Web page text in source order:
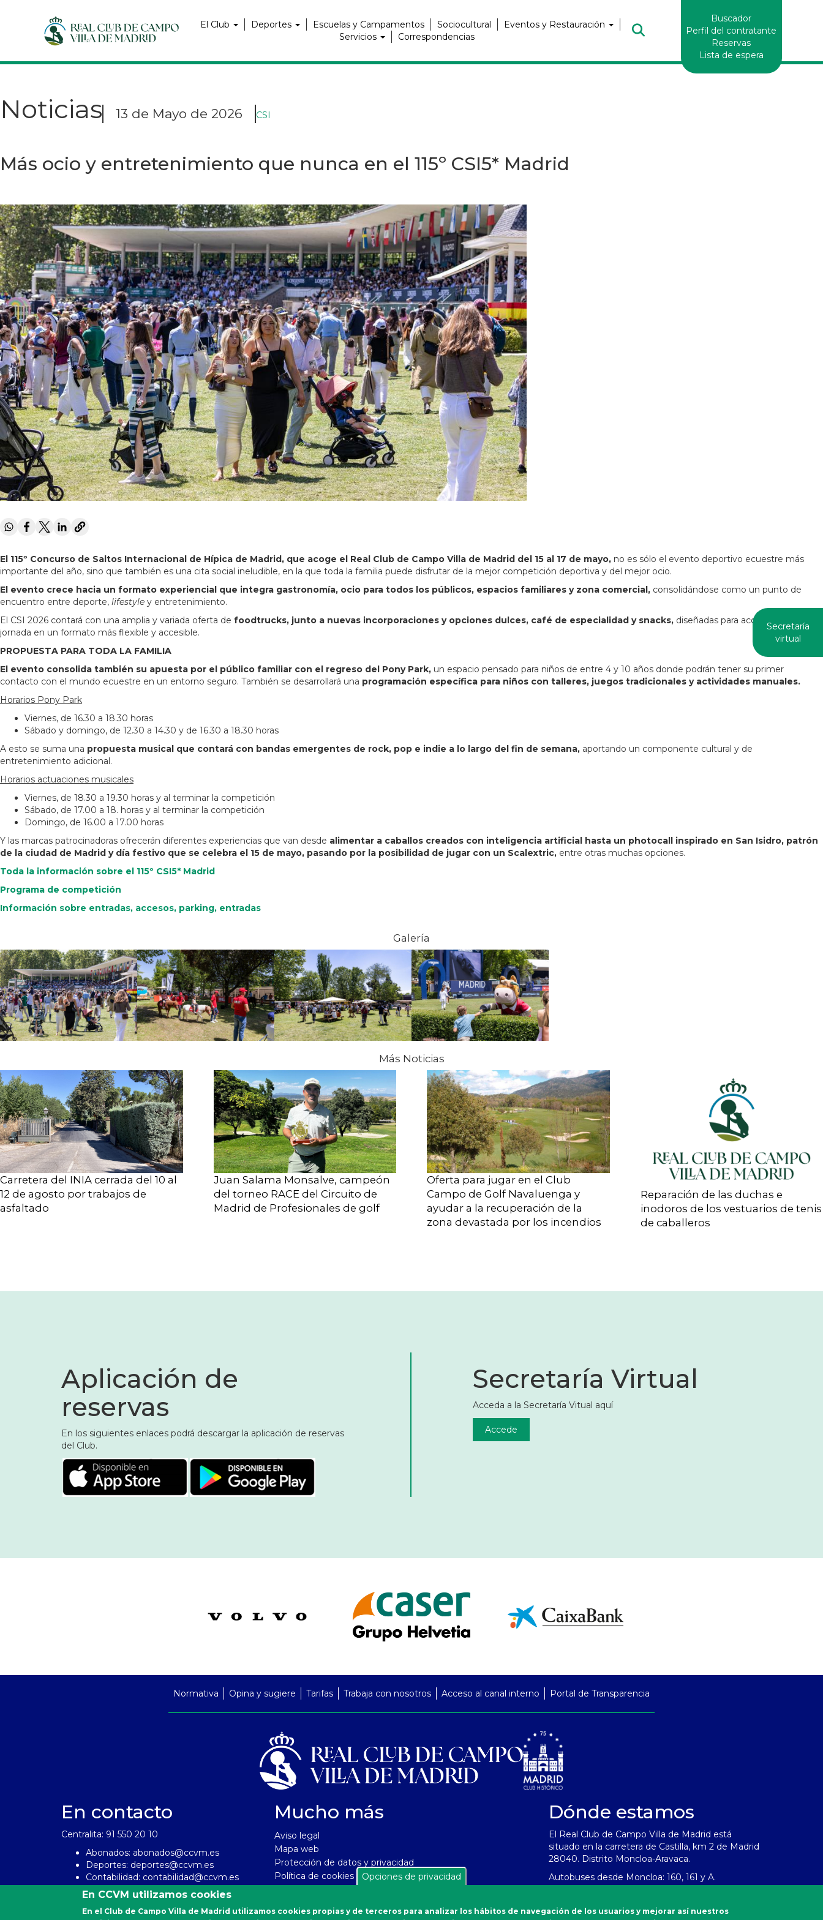
Header
Buscador
Perfil del contratante
Reservas
Lista de espera
Secretaría
virtual
principal
El Club Deportes Escuelas y Campamentos Sociocultural
Eventos y Restauración
Servicios
Correspondencias
Noticias 13 de Mayo de 2026 CSI
Más ocio y entretenimiento que nunca en el 115º CSI5* Madrid
El 115º Concurso de Saltos Internacional de Hípica de Madrid, que acoge el Real Club de Campo Villa de Madrid del 15 al 17 de mayo, no es sólo el evento deportivo ecuestre más
importante del año, sino que también es una cita social ineludible, en la que toda la familia puede disfrutar de la mejor competición deportiva y del mejor ocio.
El evento crece hacia un formato experiencial que integra gastronomía, ocio para todos los públicos, espacios familiares y zona comercial, consolidándose como un punto de
encuentro entre deporte, lifestyle y entretenimiento.
El CSI 2026 contará con una amplia y variada oferta de foodtrucks, junto a nuevas incorporaciones y opciones dulces, café de especialidad y snacks, diseñadas para acompañar la
jornada en un formato más flexible y accesible.
PROPUESTA PARA TODA LA FAMILIA
El evento consolida también su apuesta por el público familiar con el regreso del Pony Park, un espacio pensado para niños de entre 4 y 10 años donde podrán tener su primer
contacto con el mundo ecuestre en un entorno seguro. También se desarrollará una programación específica para niños con talleres, juegos tradicionales y actividades manuales.
Horarios Pony Park
Viernes, de 16.30 a 18.30 horas
Sábado y domingo, de 12.30 a 14.30 y de 16.30 a 18.30 horas
A esto se suma una propuesta musical que contará con bandas emergentes de rock, pop e indie a lo largo del fin de semana, aportando un componente cultural y de
entretenimiento adicional.
Horarios actuaciones musicales
Viernes, de 18.30 a 19.30 horas y al terminar la competición
Sábado, de 17.00 a 18. horas y al terminar la competición
Domingo, de 16.00 a 17.00 horas
Y las marcas patrocinadoras ofrecerán diferentes experiencias que van desde alimentar a caballos creados con inteligencia artificial hasta un photocall inspirado en San Isidro, patrón
de la ciudad de Madrid y día festivo que se celebra el 15 de mayo, pasando por la posibilidad de jugar con un Scalextric, entre otras muchas opciones.
Toda la información sobre el 115º CSI5* Madrid
Programa de competición
Información sobre entradas, accesos, parking, entradas
Galería
Más Noticias
Carretera del INIA cerrada del 10 al
12 de agosto por trabajos de
asfaltado
Juan Salama Monsalve, campeón
del torneo RACE del Circuito de
Madrid de Profesionales de golf
Oferta para jugar en el Club
Campo de Golf Navaluenga y
ayudar a la recuperación de la
zona devastada por los incendios
Reparación de las duchas e
inodoros de los vestuarios de tenis
de caballeros
Aplicación de
reservas
En los siguientes enlaces podrá descargar la aplicación de reservas
del Club.
Secretaría Virtual
Acceda a la Secretaría Vitual aquí
Accede
Normativa
Opina y sugiere Tarifas Trabaja con nosotros Acceso al canal interno Portal de Transparencia
En contacto
Centralita: 91 550 20 10
Abonados: abonados@ccvm.es
Deportes: deportes@ccvm.es
Contabilidad: contabilidad@ccvm.es
Personal:personal@ccvm.es
Mucho más
Aviso legal
Mapa web
Protección de datos y privacidad
Política de cookies
Soporte de aplicaciones
Dónde estamos
El Real Club de Campo Villa de Madrid está
situado en la carretera de Castilla, km 2 de Madrid
28040. Distrito Moncloa-Aravaca.
Autobuses desde Moncloa: 160, 161 y A.
Emergencias
Opciones de privacidad
En CCVM utilizamos cookies
En el Club de Campo Villa de Madrid utilizamos cookies propias y de terceros para analizar los hábitos de navegación de los usuarios y mejorar así nuestros